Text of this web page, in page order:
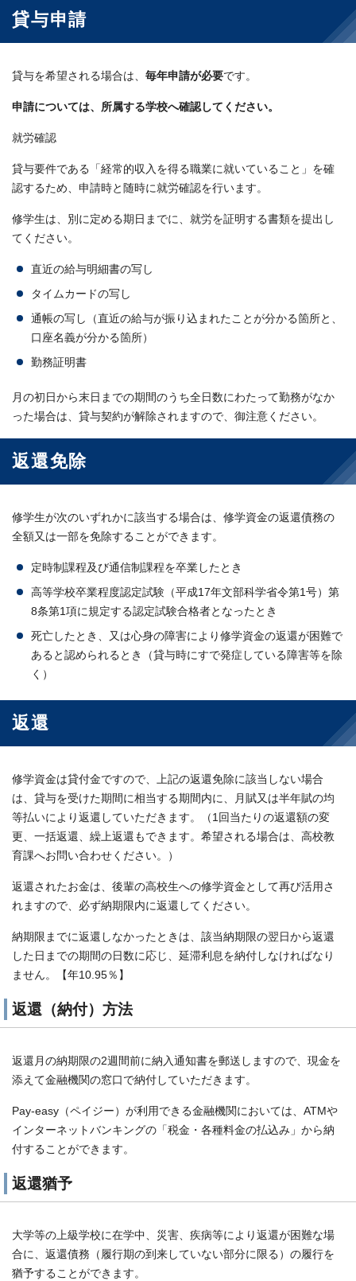
貸与申請
貸与を希望される場合は、 毎年申請が必要です。
申請については、所属する学校へ確認してください。
就労確認
貸与要件である「経常的収入を得る職業に就いていること」を確
認するため、申請時と随時に就労確認を行います。
修学生は、別に定める期日までに、就労を証明する書類を提出し
てください。
直近の給与明細書の写し
タイムカードの写し
通帳の写し（直近の給与が振り込まれたことが分かる箇所と、
口座名義が分かる箇所）
勤務証明書
月の初日から末日までの期間のうち全日数にわたって勤務がなか
った場合は、貸与契約が解除されますので、御注意ください。
返還免除
修学生が次のいずれかに該当する場合は、修学資金の返還債務の
全額又は一部を免除することができます。
定時制課程及び通信制課程を卒業したとき
高等学校卒業程度認定試験（平成17年文部科学省令第1号）第
8条第1項に規定する認定試験合格者となったとき
死亡したとき、又は心身の障害により修学資金の返還が困難で
あると認められるとき（貸与時にすで発症している障害等を除
く）
返還
修学資金は貸付金ですので、上記の返還免除に該当しない場合
は、貸与を受けた期間に相当する期間内に、月賦又は半年賦の均
等払いにより返還していただきます。（1回当たりの返還額の変
更、一括返還、繰上返還もできます。希望される場合は、高校教
育課へお問い合わせください。）
返還されたお金は、後輩の高校生への修学資金として再び活用さ
れますので、必ず納期限内に返還してください。
納期限までに返還しなかったときは、該当納期限の翌日から返還
した日までの期間の日数に応じ、延滞利息を納付しなければなり
ません。【年10.95％】
返還（納付）方法
返還月の納期限の2週間前に納入通知書を郵送しますので、現金を
添えて金融機関の窓口で納付していただきます。
Pay-easy（ペイジー）が利用できる金融機関においては、ATMや
インターネットバンキングの「税金・各種料金の払込み」から納
付することができます。
返還猶予
大学等の上級学校に在学中、災害、疾病等により返還が困難な場
合に、返還債務（履行期の到来していない部分に限る）の履行を
猶予することができます。